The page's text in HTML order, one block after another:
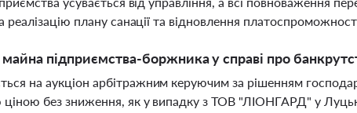
реалізацію плану санації та відновлення
підприємства-боржника у справі про
на аукціон арбітражним керуючим за рішенням
ціною без зниження, як у випадку з ТОВ "ЛІОНГАРД" у